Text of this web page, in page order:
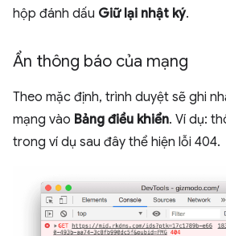
hộp đánh dấu Giữ lại nhật ký.
Ẩn thông báo của mạng
Theo mặc định, trình duyệt sẽ ghi
mạng vào Bảng điều khiển. Ví dụ:
trong ví dụ sau đây thể hiện lỗi 404.